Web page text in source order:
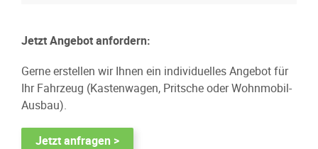
Jetzt Angebot anfordern:
Gerne erstellen wir Ihnen ein individuelles Angebot für
Ihr Fahrzeug (Kastenwagen, Pritsche oder Wohnmobil-
Ausbau).
Jetzt anfragen >